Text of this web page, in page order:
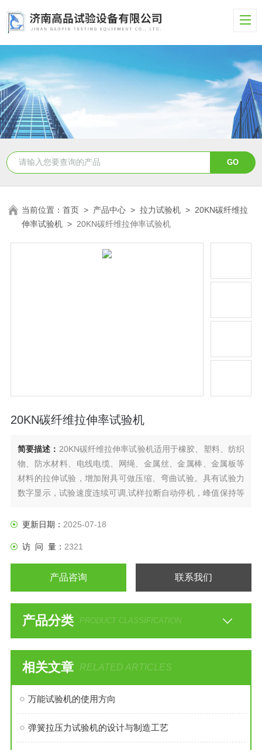
当前位置：首页 > 产品中心 >拉力试验机 > 20KN碳纤维拉
伸率试验机 > 20KN碳纤维拉伸率试验机
20KN碳纤维拉伸率试验机
简要描述： 20KN碳纤维拉伸率试验机适用于橡胶、塑料、纺织
物、防水材料、电线电缆、网绳、金属丝、金属棒、金属板等
材料的拉伸试验，增加附具可做压缩、弯曲试验。具有试验力
数字显示，试验速度连续可调,试样拉断自动停机，峰值保持等
更新日期： 2025-07-18
访 问 量： 2321
产品咨询 联系我们
产品分类 PRODUCT CLASSIFICATION
相关文章 RELATED ARTICLES
万能试验机的使用方向
弹簧拉压力试验机的设计与制造工艺